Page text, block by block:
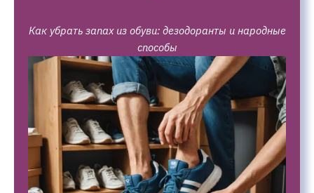
Как убрать запах из обуви: дезодоранты и народные
способы